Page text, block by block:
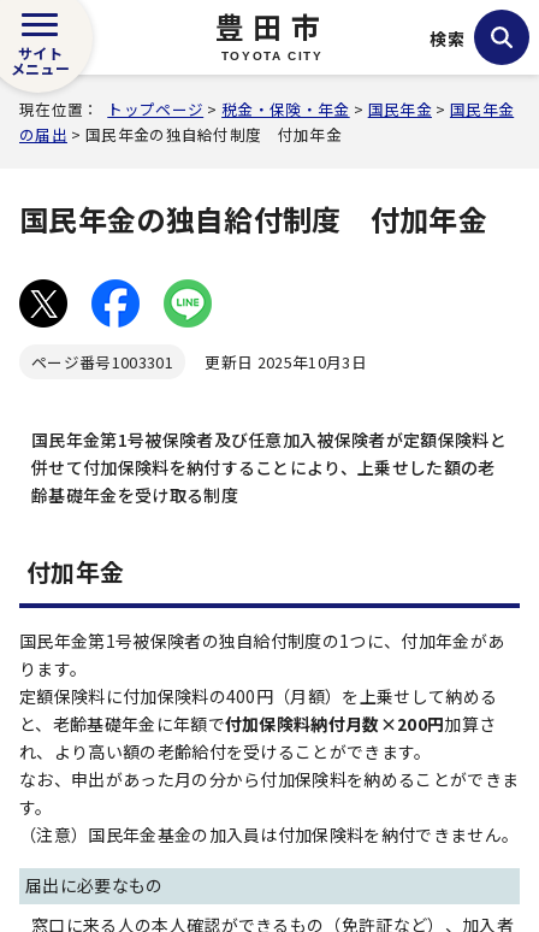
豊田市
TOYOTA CITY
サイト
メニュー
検索
現在位置： トップページ >税金・保険・年金 > 国民年金> 国民年金
の届出 > 国民年金の独自給付制度 付加年金
国民年金の独自給付制度 付加年金
ページ番号1003301 更新日 2025年10月3日
国民年金第1号被保険者及び任意加入被保険者が定額保険料と
併せて付加保険料を納付することにより、上乗せした額の老
齢基礎年金を受け取る制度
付加年金
国民年金第1号被保険者の独自給付制度の1つに、付加年金があ
ります。
定額保険料に付加保険料の400円（月額）を上乗せして納める
と、老齢基礎年金に年額で付加保険料納付月数×200円加算さ
れ、より高い額の老齢給付を受けることができます。
なお、申出があった月の分から付加保険料を納めることができま
す。
（注意）国民年金基金の加入員は付加保険料を納付できません。
届出に必要なもの
窓口に来る人の本人確認ができるもの（免許証など）、加入者